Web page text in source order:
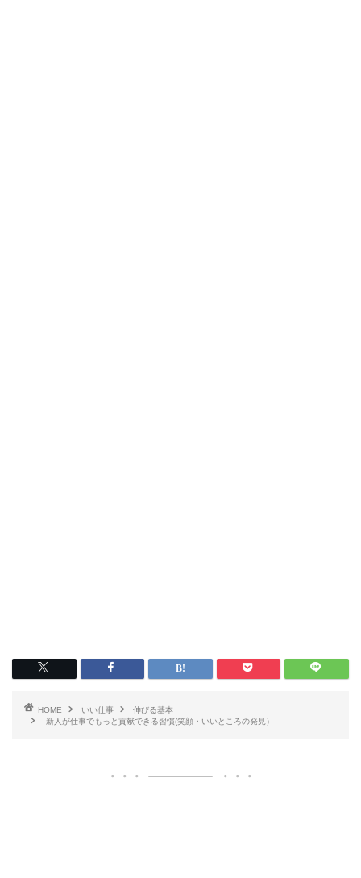
HOME いい仕事
伸びる基本
新人が仕事でもっと貢献できる習慣(笑顔・いいところの発見）